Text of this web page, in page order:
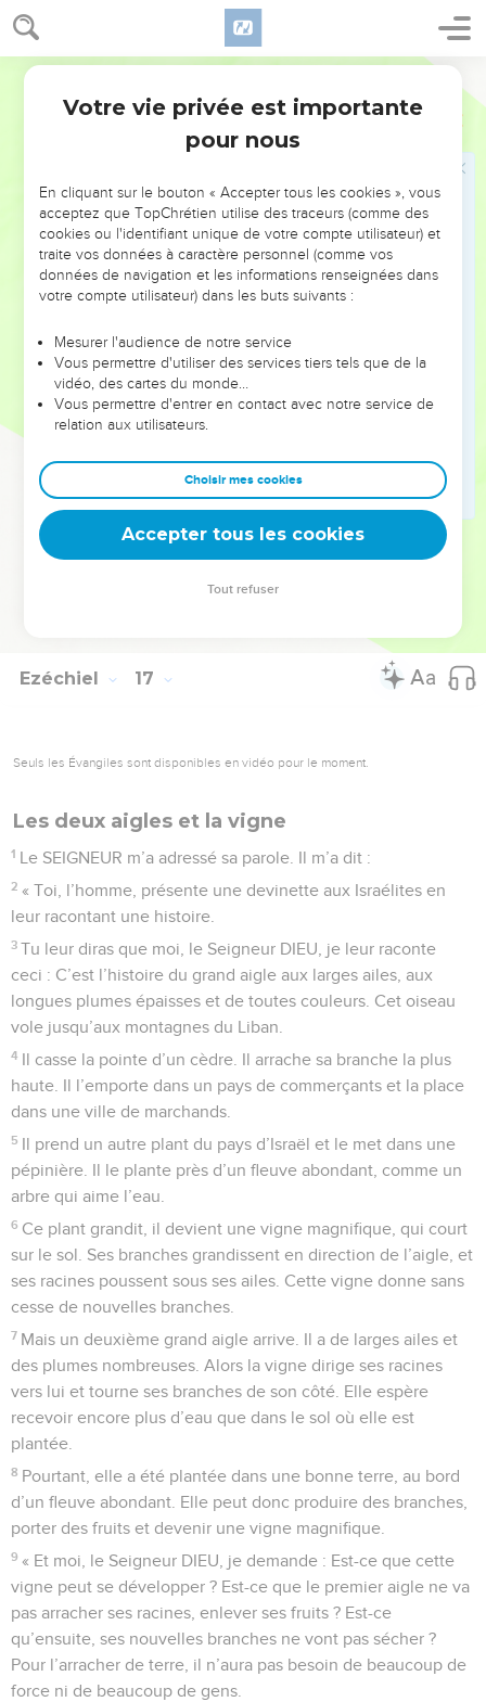
Ezéchiel 16
et horribles que tu as commis. Moi, le SEIGNEUR, je le
déclare.
« Voici ce que je dis, moi, le Seigneur DIEU : Tu t’es
moquée de ton serment en brisant mon alliance avec toi.
C’est pourquoi j’agirai avec toi, Jérusalem, comme tu as agi
avec toi quand tu étais jeune. J’établirai cette alliance avec
toi pour toujours.
Tu réfléchiras à ta conduite et tu auras honte quand tu
recevras tes grandes sœurs et tes petites sœurs. Je les
Pourtant, ceci n’entre pas dans l’alliance que j’ai faite avec
Jérusalem, je ferai une alliance avec toi. Alors tu sauras
que le SEIGNEUR, c’est moi.
Alors tu te souviendras du passé, tu seras couverte de
honte et tu n’ouvriras plus la bouche, parce que tu as perdu
ton honneur. Mais moi, je te pardonnerai tout ce que tu as
fait. » Voilà ce que le Seigneur DIEU déclare.
© Société biblique française – Bibli’O, 2000, avec autorisation. Pour vous procurer
Ezéchiel 17
Seuls les Évangiles sont disponibles en vidéo pour le moment.
Les deux aigles et la vigne
1 Le SEIGNEUR m’a adressé sa parole. Il m’a dit :
2 « Toi, l’homme, présente une devinette aux Israélites en
leur racontant une histoire.
3 Tu leur diras que moi, le Seigneur DIEU, je leur raconte
ceci : C’est l’histoire du grand aigle aux larges ailes, aux
longues plumes épaisses et de toutes couleurs. Cet oiseau
vole jusqu’aux montagnes du Liban.
4 Il casse la pointe d’un cèdre. Il arrache sa branche la plus
haute. Il l’emporte dans un pays de commerçants et la place
dans une ville de marchands.
5 Il prend un autre plant du pays d’Israël et le met dans une
pépinière. Il le plante près d’un fleuve abondant, comme un
arbre qui aime l’eau.
6 Ce plant grandit, il devient une vigne magnifique, qui court
sur le sol. Ses branches grandissent en direction de l’aigle, et
ses racines poussent sous ses ailes. Cette vigne donne sans
cesse de nouvelles branches.
7 Mais un deuxième grand aigle arrive. Il a de larges ailes et
des plumes nombreuses. Alors la vigne dirige ses racines
vers lui et tourne ses branches de son côté. Elle espère
recevoir encore plus d’eau que dans le sol où elle est
plantée.
8 Pourtant, elle a été plantée dans une bonne terre, au bord
d’un fleuve abondant. Elle peut donc produire des branches,
porter des fruits et devenir une vigne magnifique.
9 « Et moi, le Seigneur DIEU, je demande : Est-ce que cette
vigne peut se développer ? Est-ce que le premier aigle ne va
pas arracher ses racines, enlever ses fruits ? Est-ce
qu’ensuite, ses nouvelles branches ne vont pas sécher ?
Pour l’arracher de terre, il n’aura pas besoin de beaucoup de
force ni de beaucoup de gens.
Votre vie privée est importante
pour nous
En cliquant sur le bouton « Accepter tous les cookies », vous
acceptez que TopChrétien utilise des traceurs (comme des
cookies ou l'identifiant unique de votre compte utilisateur) et
traite vos données à caractère personnel (comme vos
données de navigation et les informations renseignées dans
votre compte utilisateur) dans les buts suivants :
Mesurer l'audience de notre service
Vous permettre d'utiliser des services tiers tels que de la
vidéo, des cartes du monde…
Vous permettre d'entrer en contact avec notre service de
relation aux utilisateurs.
Choisir mes cookies
Accepter tous les cookies
Tout refuser